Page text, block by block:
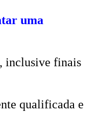
uma
inclusive finais
qualificada e